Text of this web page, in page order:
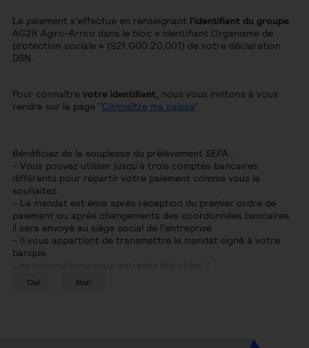
Le paiement s’effectue en renseignant l’identifiant du groupe
AG2R Agirc-Arrco dans le bloc « identifiant Organisme de
protection sociale » (S21.G00.20.001) de votre déclaration
DSN.
Pour connaître votre identifiant, nous vous invitons à vous
rendre sur la page "Connaître ma caisse"
Bénéficiez de la souplesse du prélèvement SEPA :
- Vous pouvez utiliser jusqu’à trois comptes bancaires
différents pour répartir votre paiement comme vous le
souhaitez.
- Le mandat est émis après réception du premier ordre de
paiement ou après changements des coordonnées bancaires,
il sera envoyé au siège social de l’entreprise
- Il vous appartient de transmettre le mandat signé à votre
banque.
Oui Non